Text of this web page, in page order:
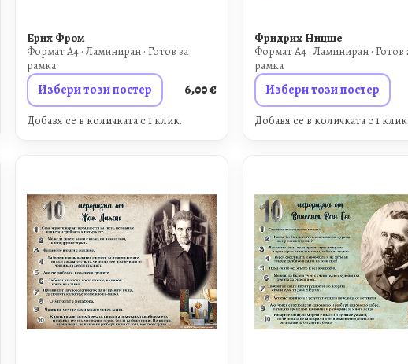
Ерих Фром
Формат A4 · Ламиниран · Готов за
рамка
Избери този постер 6,00€
Добавя се в количката с 1 клик.
Фридрих Ницше
Формат A4 · Ламиниран · Готов
рамка
Избери този постер
Добавя се в количката с 1 клик.